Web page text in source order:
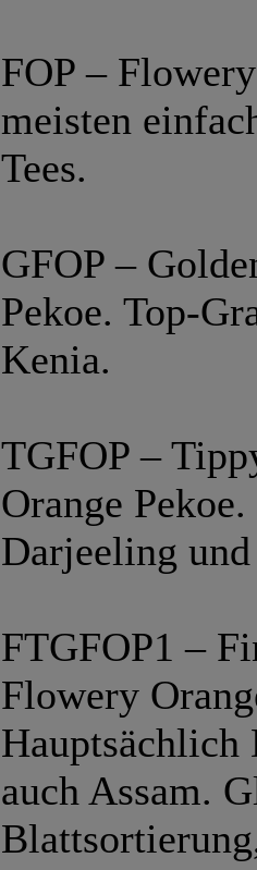
FOP –
meisten
Tees.
GFOP –
Pekoe. Top-
Kenia.
TGFOP –
Orange
Darjeeling
FTGFOP1 –
Flowery
auch Assam.